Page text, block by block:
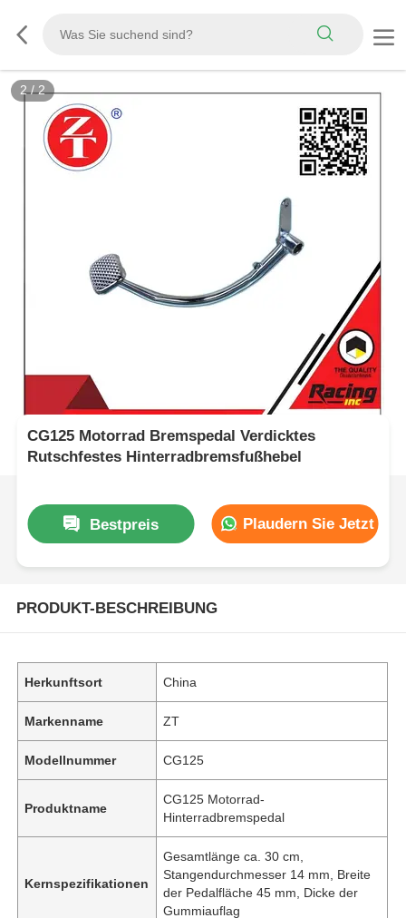
2/2
CG125 Motorrad Bremspedal Verdicktes
Rutschfestes Hinterradbremsfußhebel
Bestpreis Plaudern Sie Jetzt
PRODUKT-BESCHREIBUNG
Herkunftsort China
Markenname ZT
Modellnummer CG125
Produktname
CG125 Motorrad-
Hinterradbremspedal
Kernspezifikationen
Gesamtlänge ca. 30 cm,
Stangendurchmesser 14 mm, Breite
der Pedalfläche 45 mm, Dicke der
Gummiauflag